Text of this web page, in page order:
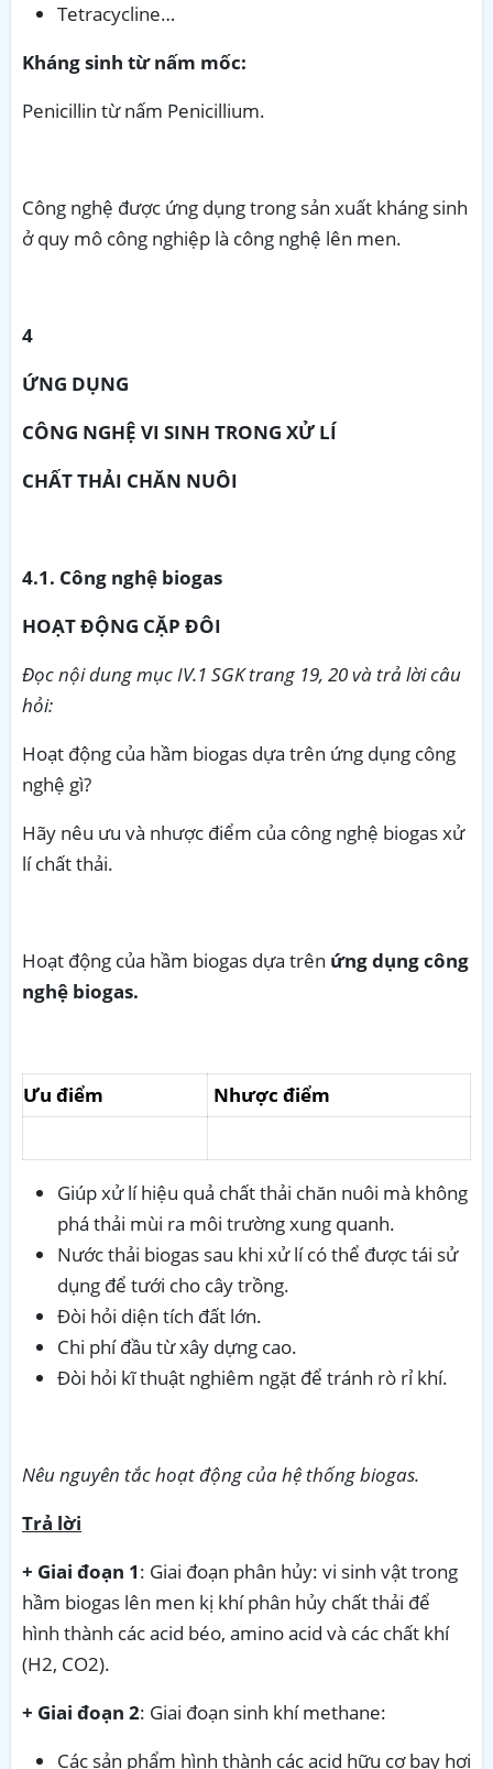
Tetracycline…
Kháng sinh từ nấm mốc:
Penicillin từ nấm Penicillium.
Công nghệ được ứng dụng trong sản xuất kháng sinh
ở quy mô công nghiệp là công nghệ lên men.
4
ỨNG DỤNG
CÔNG NGHỆ VI SINH TRONG XỬ LÍ
CHẤT THẢI CHĂN NUÔI
4.1. Công nghệ biogas
HOẠT ĐỘNG CẶP ĐÔI
Đọc nội dung mục IV.1 SGK trang 19, 20 và trả lời câu
hỏi:
Hoạt động của hầm biogas dựa trên ứng dụng công
nghệ gì?
Hãy nêu ưu và nhược điểm của công nghệ biogas xử
lí chất thải.
Hoạt động của hầm biogas dựa trên ứng dụng công
nghệ biogas.
Ưu điểm Nhược điểm
Giúp xử lí hiệu quả chất thải chăn nuôi mà không
phá thải mùi ra môi trường xung quanh.
Nước thải biogas sau khi xử lí có thể được tái sử
dụng để tưới cho cây trồng.
Đòi hỏi diện tích đất lớn.
Chi phí đầu từ xây dựng cao.
Đòi hỏi kĩ thuật nghiêm ngặt để tránh rò rỉ khí.
Nêu nguyên tắc hoạt động của hệ thống biogas.
Trả lời
+ Giai đoạn 1: Giai đoạn phân hủy: vi sinh vật trong
hầm biogas lên men kị khí phân hủy chất thải để
hình thành các acid béo, amino acid và các chất khí
(H2, CO2).
+ Giai đoạn 2: Giai đoạn sinh khí methane:
Các sản phẩm hình thành các acid hữu cơ bay hơi